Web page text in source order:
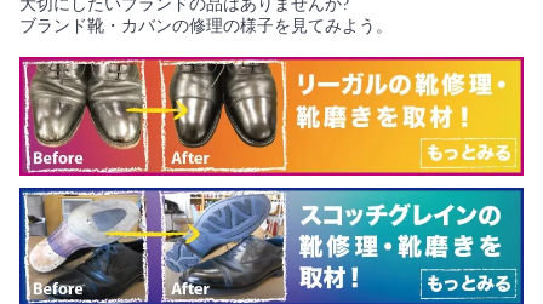
大切にしたいブランドの品はありませんか?
ブランド靴・カバンの修理の様子を見てみよう。